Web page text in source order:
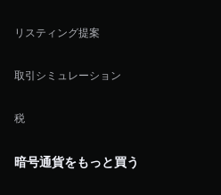
リスティング提案
取引シミュレーション
税
暗号通貨をもっと買う